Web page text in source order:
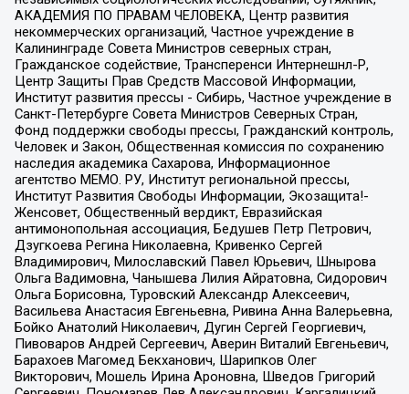
АКАДЕМИЯ ПО ПРАВАМ ЧЕЛОВЕКА, Центр развития
некоммерческих организаций, Частное учреждение в
Калининграде Совета Министров северных стран,
Гражданское содействие, Трансперенси Интернешнл-Р,
Центр Защиты Прав Средств Массовой Информации,
Институт развития прессы - Сибирь, Частное учреждение в
Санкт-Петербурге Совета Министров Северных Стран,
Фонд поддержки свободы прессы, Гражданский контроль,
Человек и Закон, Общественная комиссия по сохранению
наследия академика Сахарова, Информационное
агентство МЕМО. РУ, Институт региональной прессы,
Институт Развития Свободы Информации, Экозащита!-
Женсовет, Общественный вердикт, Евразийская
антимонопольная ассоциация, Бедушев Петр Петрович,
Дзугкоева Регина Николаевна, Кривенко Сергей
Владимирович, Милославский Павел Юрьевич, Шнырова
Ольга Вадимовна, Чанышева Лилия Айратовна, Сидорович
Ольга Борисовна, Туровский Александр Алексеевич,
Васильева Анастасия Евгеньевна, Ривина Анна Валерьевна,
Бойко Анатолий Николаевич, Дугин Сергей Георгиевич,
Пивоваров Андрей Сергеевич, Аверин Виталий Евгеньевич,
Барахоев Магомед Бекханович, Шарипков Олег
Викторович, Мошель Ирина Ароновна, Шведов Григорий